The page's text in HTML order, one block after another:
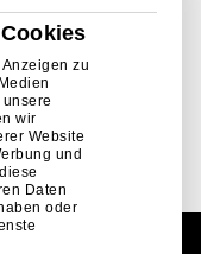
zu
wir
Website
und
Daten
oder
an Farben und